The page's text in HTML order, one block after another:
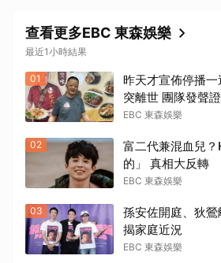
查看更多EBC 東森娛樂
最近1小時結果
01
昨天才宣佈停播一
突離世 團隊發聲
EBC 東森娛樂
02
富二代兼混血兒
的」 真相大反轉
EBC 東森娛樂
03
孫安佐開庭、狄
揭家庭近況
EBC 東森娛樂